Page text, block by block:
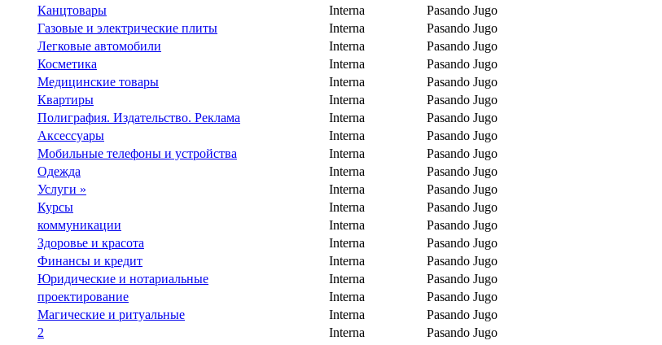
Канцтовары
Interna
Pasando Jugo
Газовые и электрические плиты
Interna
Pasando Jugo
Легковые автомобили
Interna
Pasando Jugo
Косметика
Interna
Pasando Jugo
Медицинские товары
Interna
Pasando Jugo
Квартиры
Interna
Pasando Jugo
Полиграфия. Издательство. Реклама
Interna
Pasando Jugo
Аксессуары
Interna
Pasando Jugo
Мобильные телефоны и устройства
Interna
Pasando Jugo
Одежда
Interna
Pasando Jugo
Услуги »
Interna
Pasando Jugo
Курсы
Interna
Pasando Jugo
коммуникации
Interna
Pasando Jugo
Здоровье и красота
Interna
Pasando Jugo
Финансы и кредит
Interna
Pasando Jugo
Юридические и нотариальные
Interna
Pasando Jugo
проектирование
Interna
Pasando Jugo
Магические и ритуальные
Interna
Pasando Jugo
2
Interna
Pasando Jugo